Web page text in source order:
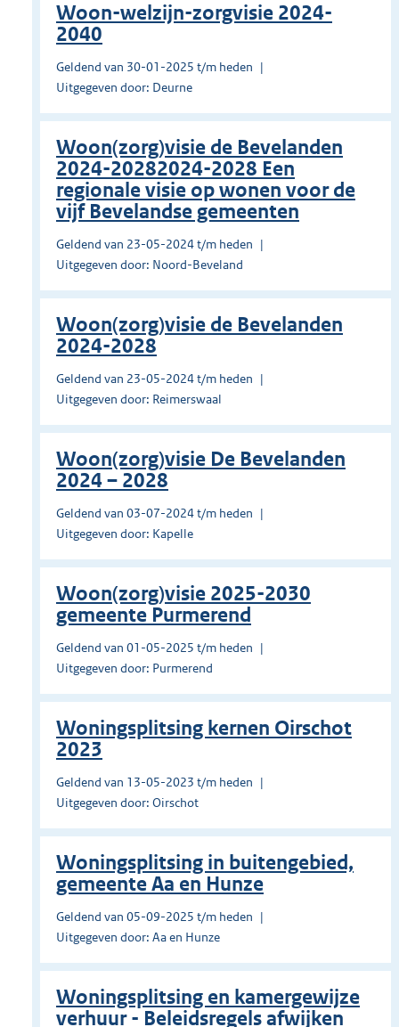
Woon-welzijn-zorgvisie 2024-
2040
Geldend van 30-01-2025 t/m heden
Uitgegeven door: Deurne
Woon(zorg)visie de Bevelanden
2024-20282024-2028 Een
regionale visie op wonen voor de
vijf Bevelandse gemeenten
Geldend van 23-05-2024 t/m heden
Uitgegeven door: Noord-Beveland
Woon(zorg)visie de Bevelanden
2024-2028
Geldend van 23-05-2024 t/m heden
Uitgegeven door: Reimerswaal
Woon(zorg)visie De Bevelanden
2024 – 2028
Geldend van 03-07-2024 t/m heden
Uitgegeven door: Kapelle
Woon(zorg)visie 2025-2030
gemeente Purmerend
Geldend van 01-05-2025 t/m heden
Uitgegeven door: Purmerend
Woningsplitsing kernen Oirschot
2023
Geldend van 13-05-2023 t/m heden
Uitgegeven door: Oirschot
Woningsplitsing in buitengebied,
gemeente Aa en Hunze
Geldend van 05-09-2025 t/m heden
Uitgegeven door: Aa en Hunze
Woningsplitsing en kamergewijze
verhuur - Beleidsregels afwijken